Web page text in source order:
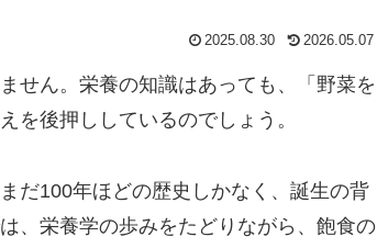
2025.08.30 2026.05.07
せん。栄養の知識はあっても、「野菜を
を後押ししているのでしょう。
だ100年ほどの歴史しかなく、誕生の背
、栄養学の歩みをたどりながら、飽食の